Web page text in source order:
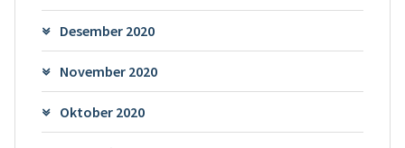
Desember 2020
November 2020
Oktober 2020